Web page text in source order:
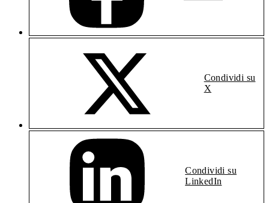
Condividi su
X
Condividi su
LinkedIn